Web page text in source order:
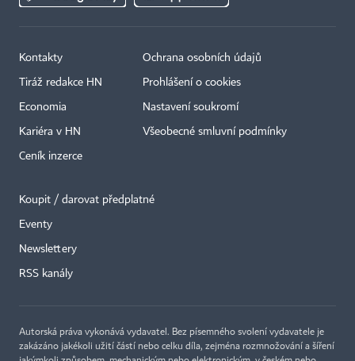
Kontakty
Tiráž redakce HN
Economia
Kariéra v HN
Ceník inzerce
Ochrana osobních údajů
Prohlášení o cookies
Nastavení soukromí
Všeobecné smluvní podmínky
Koupit / darovat předplatné
Eventy
Newslettery
RSS kanály
Autorská práva vykonává vydavatel. Bez písemného svolení vydavatele je
zakázáno jakékoli užití částí nebo celku díla, zejména rozmnožování a šíření